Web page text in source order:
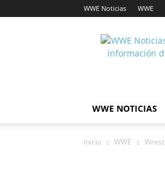
WWE Noticias WWE
WWE NOTICIAS
Inicio WWE